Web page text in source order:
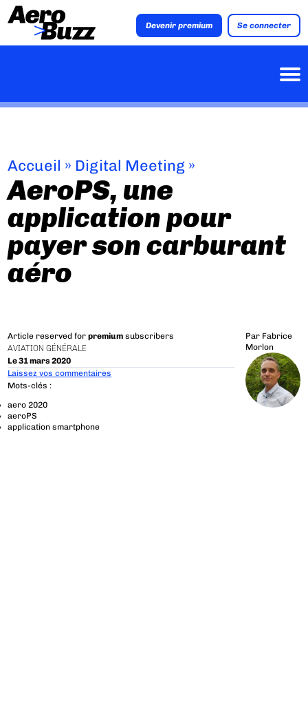
Devenir premium Se connecter
Accueil » Digital Meeting »
AeroPS, une
application pour
payer son carburant
aéro
Article reserved forpremium subscribers
AVIATION GÉNÉRALE
Le 31 mars 2020
Par Fabrice
Morlon
Laissez vos commentaires
Mots-clés :
aero 2020
aeroPS
application smartphone